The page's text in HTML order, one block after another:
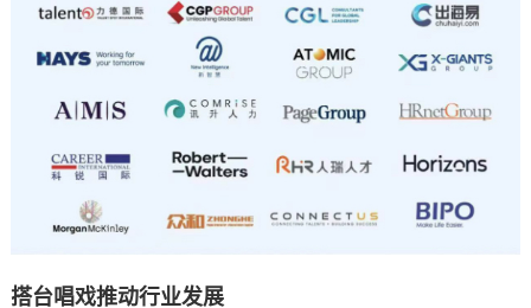
搭台唱戏推动行业发展